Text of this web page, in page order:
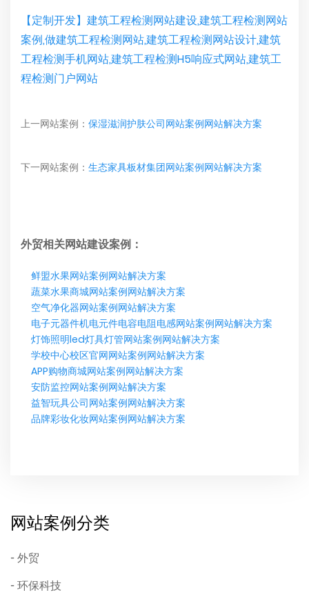
【定制开发】建筑工程检测网站建设,建筑工程检测网站
案例,做建筑工程检测网站,建筑工程检测网站设计,建筑
工程检测手机网站,建筑工程检测H5响应式网站,建筑工
程检测门户网站
上一网站案例： 保湿滋润护肤公司网站案例网站解决方案
下一网站案例： 生态家具板材集团网站案例网站解决方案
外贸相关网站建设案例：
鲜盟水果网站案例网站解决方案
蔬菜水果商城网站案例网站解决方案
空气净化器网站案例网站解决方案
电子元器件机电元件电容电阻电感网站案例网站解决方案
灯饰照明led灯具灯管网站案例网站解决方案
学校中心校区官网网站案例网站解决方案
APP购物商城网站案例网站解决方案
安防监控网站案例网站解决方案
益智玩具公司网站案例网站解决方案
品牌彩妆化妆网站案例网站解决方案
网站案例分类
外贸
环保科技